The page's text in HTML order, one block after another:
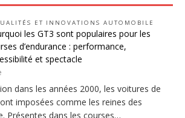
ET INNOVATIONS AUTOMOBILE
les GT3 sont populaires pour les
d’endurance : performance,
et spectacle
dans les années 2000, les voitures de
imposées comme les reines des
Présentes dans les courses…